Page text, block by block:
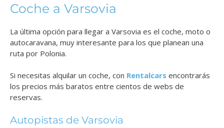
Coche a Varsovia
La última opción para llegar a Varsovia es el coche, moto o
autocaravana, muy interesante para los que planean una
ruta por Polonia.
Si necesitas alquilar un coche, con Rentalcars encontrarás
los precios más baratos entre cientos de webs de
reservas.
Autopistas de Varsovia